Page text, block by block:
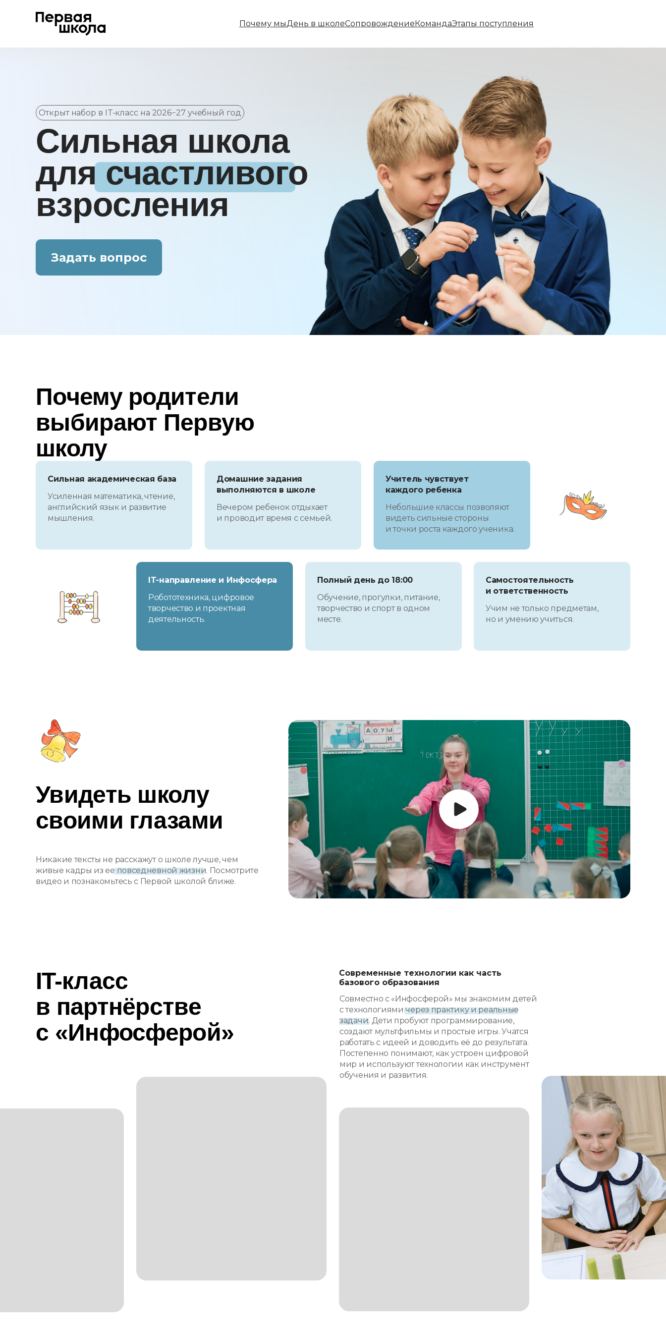
Почему мыДень в школеСопровождениеКомандаЭтапы поступления
Открыт набор в IT-класс на 2026−27 учебный год
Сильная школа
для счастливого
взросления
Задать вопрос
Почему родители
выбирают Первую
школу
Самостоятельность
и ответственность
Учим не только предметам,
но и умению учиться.
Полный день до 18:00
Обучение, прогулки, питание,
творчество и спорт в одном
месте.
IT-направление и Инфосфера
Робототехника, цифровое
творчество и проектная
деятельность.
Учитель чувствует
каждого ребенка
Небольшие классы позволяют
видеть сильные стороны
и точки роста каждого ученика.
Домашние задания
выполняются в школе
Вечером ребенок отдыхает
и проводит время с семьей.
Сильная академическая база
Усиленная математика, чтение,
английский язык и развитие
мышления.
Увидеть школу
своими глазами
Никакие тексты не расскажут о школе лучше, чем
живые кадры из ее повседневной жизни. Посмотрите
видео и познакомьтесь с Первой школой ближе.
IT-класс
в партнёрстве
с «Инфосферой»
Совместно с «Инфосферой» мы знакомим детей
с технологиями через практику и реальные
задачи. Дети пробуют программирование,
создают мультфильмы и простые игры. Учатся
работать с идеей и доводить её до результата.
Постепенно понимают, как устроен цифровой
мир и используют технологии как инструмент
обучения и развития.
Современные технологии как часть
базового образования